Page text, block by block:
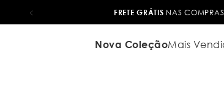
FRETE GRÁTIS NAS
Nova ColeçãoMais